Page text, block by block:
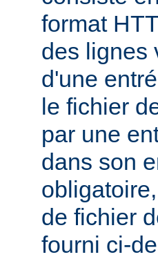
format
des lignes
d'une
le fichier
par une
dans son
de fichier
fourni ci-